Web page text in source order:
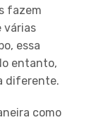
fazem
várias
essa
entanto,
diferente.
como